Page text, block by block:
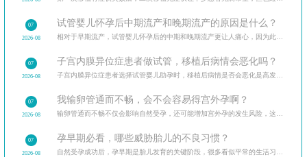
07
2026-08
试管婴儿怀孕后中期流产和晚期流产的原因是什么？
07
2026-08
子宫内膜异位症患者做试管，移植后病情会恶化吗？
07
2026-08
我输卵管通而不畅，会不会容易得宫外孕啊？
07
2026-08
孕早期必看，哪些威胁胎儿的不良习惯？